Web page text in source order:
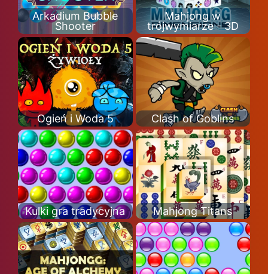
Arkadium Bubble
Shooter
Mahjong w
trójwymiarze - 3D
Ogień i Woda 5 Clash of Goblins
Kulki gra tradycyjna Mahjong Titans